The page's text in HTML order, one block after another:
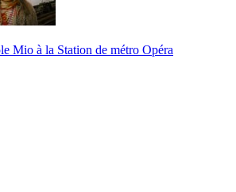
Mio à la Station de métro Opéra